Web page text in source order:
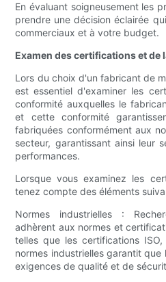
En évaluant soigneusement les
prendre une décision éclairée
commerciaux et à votre budget.
Examen des certifications et de
Lors du choix d'un fabricant de
est essentiel d'examiner les
conformité auxquelles le
et cette conformité
fabriquées conformément aux
secteur, garantissant ainsi leur
performances.
Lorsque vous examinez les
tenez compte des éléments
Normes industrielles :
adhèrent aux normes et
telles que les certifications
normes industrielles garantit
exigences de qualité et de